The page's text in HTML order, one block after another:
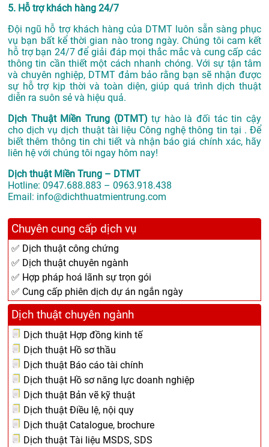
5. Hỗ trợ khách hàng 24/7
Đội ngũ hỗ trợ khách hàng của DTMT luôn sẵn sàng phục
vụ bạn bất kể thời gian nào trong ngày. Chúng tôi cam kết
hỗ trợ bạn 24/7 để giải đáp mọi thắc mắc và cung cấp các
thông tin cần thiết một cách nhanh chóng. Với sự tận tâm
và chuyên nghiệp, DTMT đảm bảo rằng bạn sẽ nhận được
sự hỗ trợ kịp thời và toàn diện, giúp quá trình dịch thuật
diễn ra suôn sẻ và hiệu quả.
Dịch Thuật Miền Trung (DTMT) tự hào là đối tác tin cậy
cho dịch vụ dịch thuật tài liệu Công nghệ thông tin tại . Để
biết thêm thông tin chi tiết và nhận báo giá chính xác, hãy
liên hệ với chúng tôi ngay hôm nay!
Dịch thuật Miền Trung – DTMT
Hotline: 0947.688.883 – 0963.918.438
Email: info@dichthuatmientrung.com
Chuyên cung cấp dịch vụ
✅ Dịch thuật công chứng
✅ Dịch thuật chuyên ngành
✅ Hợp pháp hoá lãnh sự trọn gói
✅ Cung cấp phiên dịch dự án ngắn ngày
Dịch thuật chuyên ngành
Dịch thuật Hợp đồng kinh tế
Dịch thuật Hồ sơ thầu
Dịch thuật Báo cáo tài chính
Dịch thuật Hồ sơ năng lực doanh nghiệp
Dịch thuật Bản vẽ kỹ thuật
Dịch thuật Điều lệ, nội quy
Dịch thuật Catalogue, brochure
Dịch thuật Tài liệu MSDS, SDS